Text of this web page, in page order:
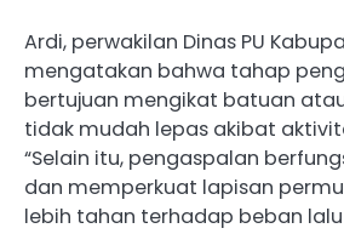
Ardi, perwakilan Dinas PU
mengatakan bahwa tahap
bertujuan mengikat batuan
tidak mudah lepas akibat
“Selain itu, pengaspalan
dan memperkuat lapisan
lebih tahan terhadap beban lalu